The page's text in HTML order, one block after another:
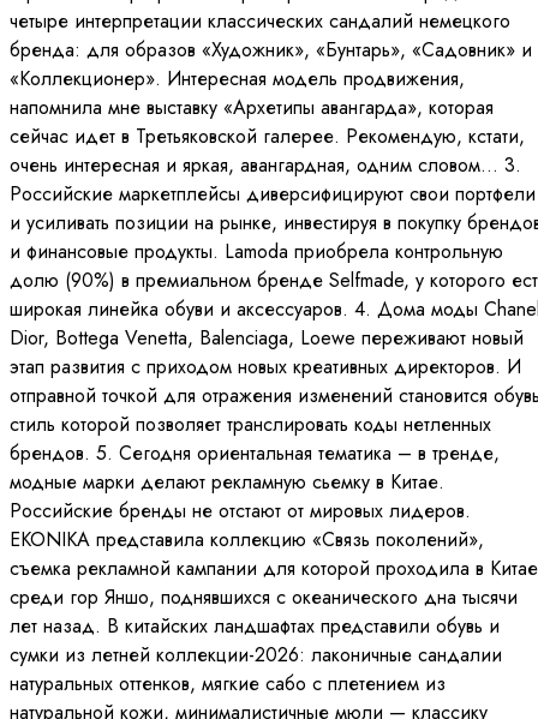
четыре интерпретации классических сандалий немецкого
бренда: для образов «Художник», «Бунтарь», «Садовник» и
«Коллекционер». Интересная модель продвижения,
напомнила мне выставку «Архетипы авангарда», которая
сейчас идет в Третьяковской галерее. Рекомендую, кстати,
очень интересная и яркая, авангардная, одним словом… 3.
Российские маркетплейсы диверсифицируют свои портфели
и усиливать позиции на рынке, инвестируя в покупку
и финансовые продукты. Lamoda приобрела контрольную
долю (90%) в премиальном бренде Selfmade, у которого
широкая линейка обуви и аксессуаров. 4. Дома моды
Dior, Bottega Venetta, Balenciaga, Loewe переживают новый
этап развития с приходом новых креативных директоров. И
отправной точкой для отражения изменений становится
стиль которой позволяет транслировать коды нетленных
брендов. 5. Сегодня ориентальная тематика – в тренде,
модные марки делают рекламную сьемку в Китае.
Российские бренды не отстают от мировых лидеров.
EKONIKA представила коллекцию «Связь поколений»,
съемка рекламной кампании для которой проходила в
среди гор Яншо, поднявшихся с океанического дна тысячи
лет назад. В китайских ландшафтах представили обувь и
сумки из летней коллекции-2026: лаконичные сандалии
натуральных оттенков, мягкие сабо с плетением из
натуральной кожи, минималистичные мюли — классику